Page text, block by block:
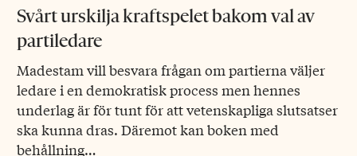
Svårt urskilja kraftspelet bakom val av
partiledare
Madestam vill besvara frågan om partierna väljer
ledare i en demokratisk process men hennes
underlag är för tunt för att vetenskapliga slutsatser
ska kunna dras. Däremot kan boken med
behållning…